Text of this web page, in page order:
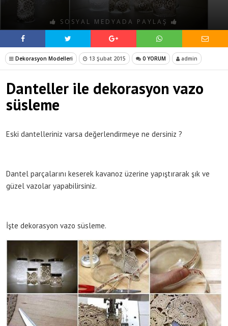
SOSYAL MEDYADA PAYLAŞ
Dekorasyon Modelleri 13 Şubat 2015 0 YORUM admin
Danteller ile dekorasyon vazo
süsleme
Eski dantelleriniz varsa değerlendirmeye ne dersiniz ?
Dantel parçalarını keserek kavanoz üzerine yapıştırarak şık ve
güzel vazolar yapabilirsiniz.
İşte dekorasyon vazo süsleme.